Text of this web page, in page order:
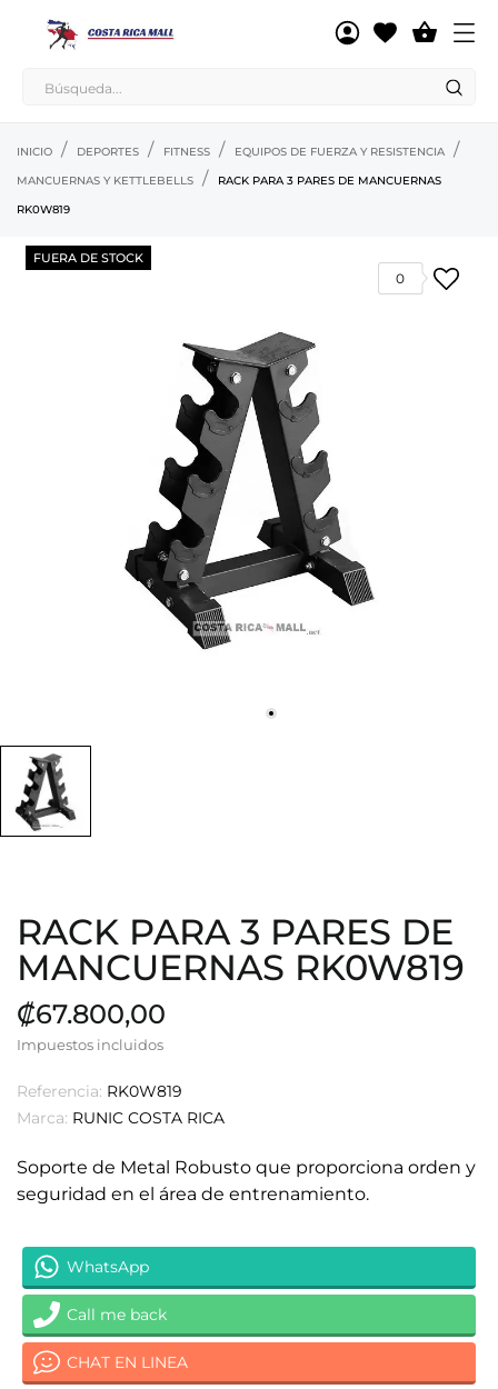

INICIO DEPORTES FITNESS
EQUIPOS DE FUERZA Y RESISTENCIA
MANCUERNAS Y KETTLEBELLS
RACK PARA 3 PARES DE MANCUERNAS
RK0W819
FUERA DE STOCK
0
RACK PARA 3 PARES DE
MANCUERNAS RK0W819
₡67.800,00
Impuestos incluidos
Referencia: RK0W819
Marca: RUNIC COSTA RICA
Soporte de Metal Robusto que proporciona orden y
seguridad en el área de entrenamiento.
WhatsApp
Call me back
CHAT EN LINEA